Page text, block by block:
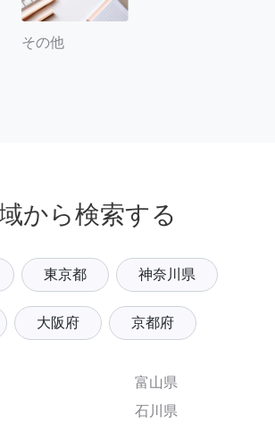
その他
から検索する
東京都 神奈川県
大阪府 京都府
富山県
石川県